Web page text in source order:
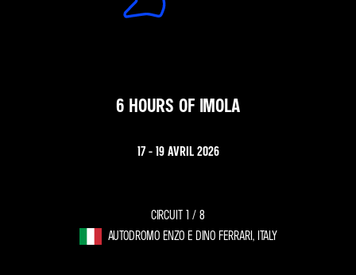
6 HOURS OF IMOLA
17 - 19 AVRIL 2026
CIRCUIT 1 / 8
AUTODROMO ENZO E DINO FERRARI, ITALY